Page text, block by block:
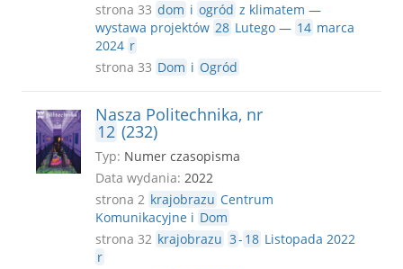
strona 33 dom i ogród z klimatem —
wystawa projektów 28 Lutego — 14 marca
2024 r
strona 33 Dom i Ogród
Nasza Politechnika, nr
12 (232)
Typ: Numer czasopisma
Data wydania: 2022
strona 2 krajobrazu Centrum
Komunikacyjne i Dom
strona 32 krajobrazu 3- 18 Listopada 2022
r